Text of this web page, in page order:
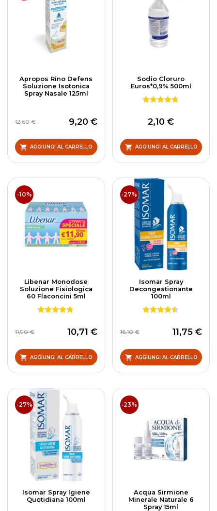
Apropos Rino Defens
Soluzione Isotonica
Spray Nasale 125ml
9,20 €
12,60 €
AGGIUNGI AL CARRELLO
Sodio Cloruro
Euros*0,9% 500ml
2,10 €
AGGIUNGI AL CARRELLO
-10%
Libenar Monodose
Soluzione Fisiologica
60 Flaconcini 5ml
10,71 €
11,90 €
AGGIUNGI AL CARRELLO
-27%
Isomar Spray
Decongestionante
100ml
11,75 €
16,10 €
AGGIUNGI AL CARRELLO
-27%
Isomar Spray Igiene
Quotidiana 100ml
-23%
Acqua Sirmione
Minerale Naturale 6
Spray 15ml